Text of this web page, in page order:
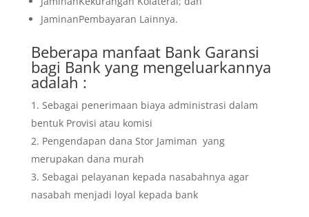
JaminanPembayaran Lainnya.
Beberapa manfaat Bank Garansi
bagi Bank yang mengeluarkannya
adalah :
Sebagai penerimaan biaya administrasi dalam
bentuk Provisi atau komisi
Pengendapan dana Stor Jamiman yang
merupakan dana murah
Sebagai pelayanan kepada nasabahnya agar
nasabah menjadi loyal kepada bank